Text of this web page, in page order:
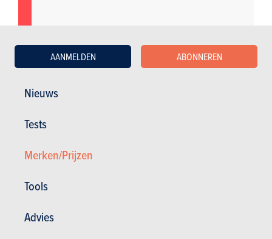
Nieuws
Tests
Merken/Prijzen
Tools
Advies
AANMELDEN ABONNEREN